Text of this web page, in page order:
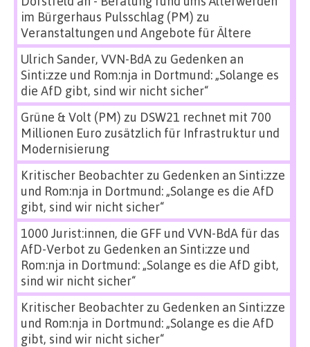
im Bürgerhaus Pulsschlag (PM) zu
Veranstaltungen und Angebote für Ältere
Ulrich Sander, VVN-BdAzu Gedenken an
Sinti:zze und Rom:nja in Dortmund: „Solange es
die AfD gibt, sind wir nicht sicher“
Grüne & Volt (PM) zu DSW21 rechnet mit 700
Millionen Euro zusätzlich für Infrastruktur und
Modernisierung
Kritischer Beobachterzu Gedenken an Sinti:zze
und Rom:nja in Dortmund: „Solange es die AfD
gibt, sind wir nicht sicher“
1000 Jurist:innen, die GFF und VVN-BdA für das
AfD-Verbot zu Gedenken an Sinti:zze und
Rom:nja in Dortmund: „Solange es die AfD gibt,
sind wir nicht sicher“
Kritischer Beobachterzu Gedenken an Sinti:zze
und Rom:nja in Dortmund: „Solange es die AfD
gibt, sind wir nicht sicher“